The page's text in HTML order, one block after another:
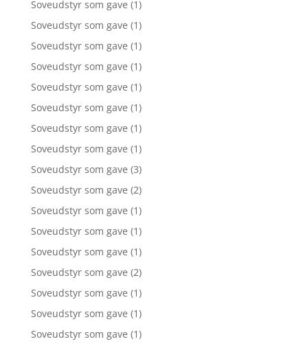
Soveudstyr som gave (1)
Soveudstyr som gave (1)
Soveudstyr som gave (1)
Soveudstyr som gave (1)
Soveudstyr som gave (1)
Soveudstyr som gave (1)
Soveudstyr som gave (1)
Soveudstyr som gave (1)
Soveudstyr som gave (3)
Soveudstyr som gave (2)
Soveudstyr som gave (1)
Soveudstyr som gave (1)
Soveudstyr som gave (1)
Soveudstyr som gave (2)
Soveudstyr som gave (1)
Soveudstyr som gave (1)
Soveudstyr som gave (1)